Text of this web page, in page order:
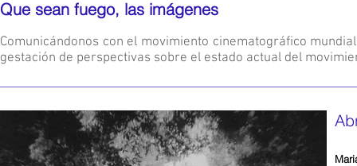
Que sean fuego, las imágenes
Comunicándonos con el movimiento cinematográfico
gestación de perspectivas sobre el estado actual del